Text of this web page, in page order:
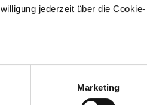
jederzeit über die Cookie-
genau sein können
Sie Ihre Präferenzen imAbschnitt
Marketing